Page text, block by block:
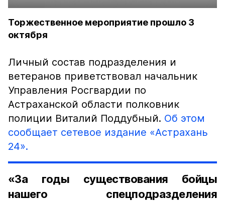
Торжественное мероприятие прошло 3
октября
Личный состав подразделения и
ветеранов приветствовал начальник
Управления Росгвардии по
Астраханской области полковник
полиции Виталий Поддубный. Об этом
сообщает сетевое издание «Астрахань
24».
«За годы существования бойцы
нашего спецподразделения